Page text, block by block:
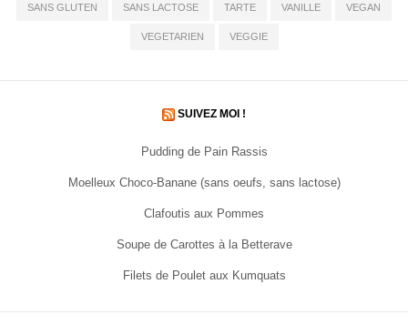
SANS GLUTEN SANS LACTOSE TARTE VANILLE VEGAN
VEGETARIEN VEGGIE
SUIVEZ MOI !
Pudding de Pain Rassis
Moelleux Choco-Banane (sans oeufs, sans lactose)
Clafoutis aux Pommes
Soupe de Carottes à la Betterave
Filets de Poulet aux Kumquats